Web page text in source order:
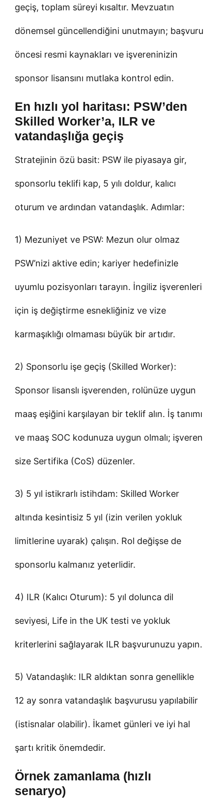
geçiş, toplam süreyi kısaltır. Mevzuatın
dönemsel güncellendiğini unutmayın; başvuru
öncesi resmi kaynakları ve işvereninizin
sponsor lisansını mutlaka kontrol edin.
En hızlı yol haritası: PSW’den
Skilled Worker’a, ILR ve
vatandaşlığa geçiş
Stratejinin özü basit: PSW ile piyasaya gir,
sponsorlu teklifi kap, 5 yılı doldur, kalıcı
oturum ve ardından vatandaşlık. Adımlar:
1) Mezuniyet ve PSW: Mezun olur olmaz
PSW’nizi aktive edin; kariyer hedefinizle
uyumlu pozisyonları tarayın. İngiliz işverenleri
için iş değiştirme esnekliğiniz ve vize
karmaşıklığı olmaması büyük bir artıdır.
2) Sponsorlu işe geçiş (Skilled Worker):
Sponsor lisanslı işverenden, rolünüze uygun
maaş eşiğini karşılayan bir teklif alın. İş tanımı
ve maaş SOC kodunuza uygun olmalı; işveren
size Sertifika (CoS) düzenler.
3) 5 yıl istikrarlı istihdam: Skilled Worker
altında kesintisiz 5 yıl (izin verilen yokluk
limitlerine uyarak) çalışın. Rol değişse de
sponsorlu kalmanız yeterlidir.
4) ILR (Kalıcı Oturum): 5 yıl dolunca dil
seviyesi, Life in the UK testi ve yokluk
kriterlerini sağlayarak ILR başvurunuzu yapın.
5) Vatandaşlık: ILR aldıktan sonra genellikle
12 ay sonra vatandaşlık başvurusu yapılabilir
(istisnalar olabilir). İkamet günleri ve iyi hal
şartı kritik önemdedir.
Örnek zamanlama (hızlı
senaryo)